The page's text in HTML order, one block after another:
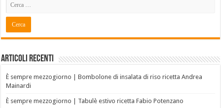
Articoli recenti
È sempre mezzogiorno | Bombolone di insalata di riso ricetta Andrea
Mainardi
È sempre mezzogiorno | Tabulè estivo ricetta Fabio Potenzano